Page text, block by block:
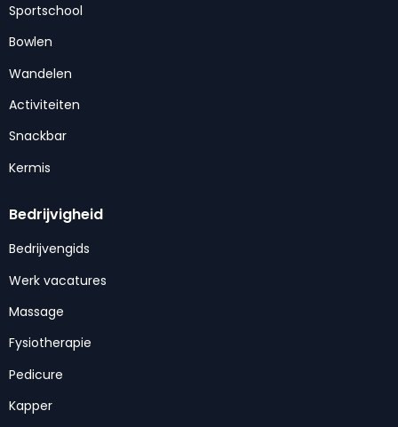
Sportschool
Bowlen
Wandelen
Activiteiten
Snackbar
Kermis
Bedrijvigheid
Bedrijvengids
Werk vacatures
Massage
Fysiotherapie
Pedicure
Kapper